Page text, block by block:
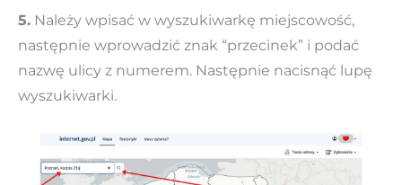
5. Należy wpisać w wyszukiwarkę miejscowość,
następnie wprowadzić znak “przecinek” i podać
nazwę ulicy z numerem. Następnie nacisnąć lupę
wyszukiwarki.